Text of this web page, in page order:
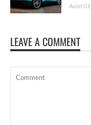
Août
LEAVE A COMMENT